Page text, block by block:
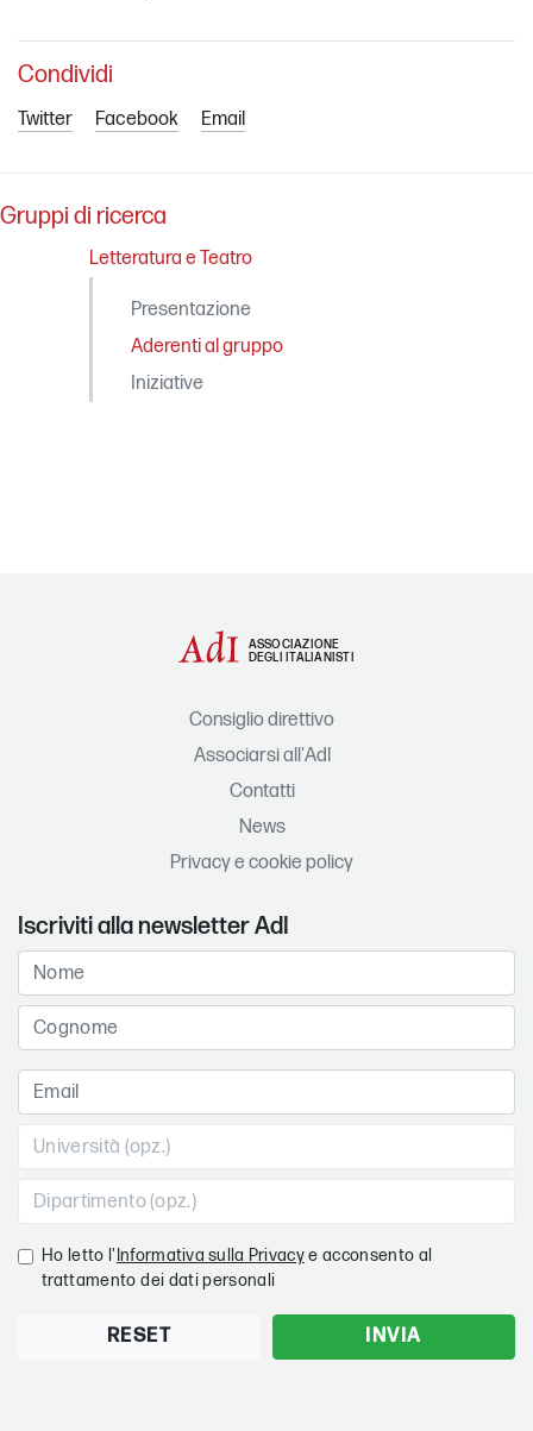
Condividi
Twitter Facebook Email
Gruppi di ricerca
Letteratura e Teatro
Presentazione
Aderenti al gruppo
Iniziative
ASSOCIAZIONE
DEGLI ITALIANISTI
Consiglio direttivo
Associarsi all'AdI
Contatti
News
Privacy e cookie policy
Iscriviti alla newsletter AdI
Ho letto l' Informativa sulla Privacye acconsento al
trattamento dei dati personali
RESET INVIA